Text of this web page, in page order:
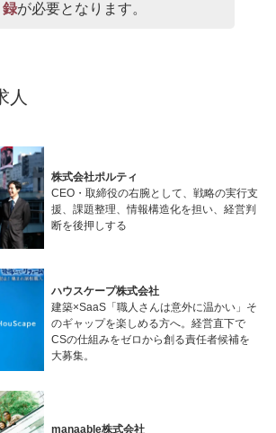
録が必要となります。
人
株式会社ポルティ
CEO・取締役の右腕として、戦略の実行支
援、課題整理、情報構造化を担い、経営判
断を後押しする
ハウスケープ株式会社
建築×SaaS「職人さんは意外に温かい」そ
のギャップを楽しめる方へ。経営直下で
CSの仕組みをゼロから創る責任者候補を
大募集。
manaable株式会社